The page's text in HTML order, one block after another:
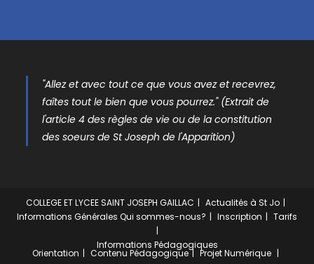
"Allez et avec tout ce que vous avez et recevrez,
faîtes tout le bien que vous pourrez." (Extrait de
l'article 4 des règles de vie ou de la constitution
des soeurs de St Joseph de l'Apparition)
COLLEGE ET LYCEE SAINT JOSEPH GAILLAC
Actualités à St Jo
Informations Générales Qui sommes-nous? Inscription Tarifs
Informations Pédagogiques
Orientation Contenu Pédagogique Projet Numérique